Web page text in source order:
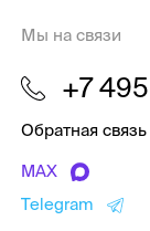
Мы на связи
+7
Обратная связь
MAX
Telegram